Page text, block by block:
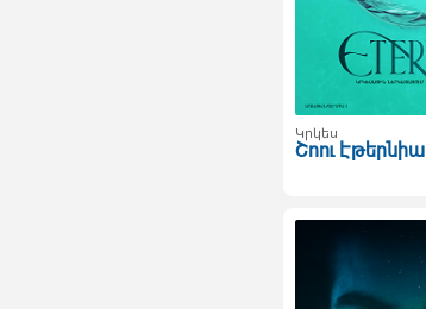
Կրկես
Շոու Էթերնիա